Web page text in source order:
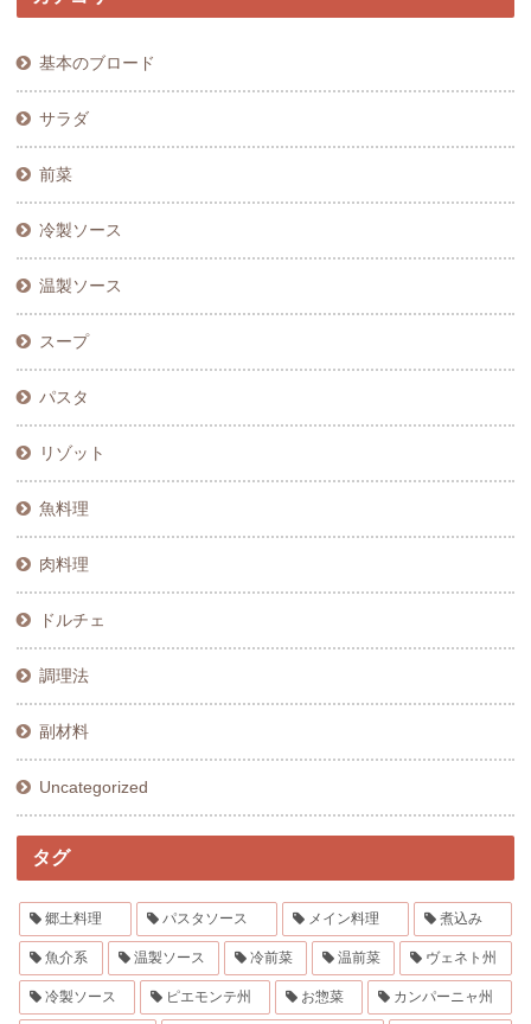
基本のブロード
サラダ
前菜
冷製ソース
温製ソース
スープ
パスタ
リゾット
魚料理
肉料理
ドルチェ
調理法
副材料
Uncategorized
タグ
郷土料理 パスタソース メイン料理 煮込み
魚介系 温製ソース 冷前菜 温前菜 ヴェネト州
冷製ソース ピエモンテ州 お惣菜 カンパーニャ州